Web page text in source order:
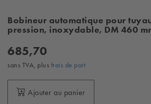
Bobineur automatique pour
pression, inoxydable, DM 460
685,70
sans TVA, plus frais de port
Ajouter au panier